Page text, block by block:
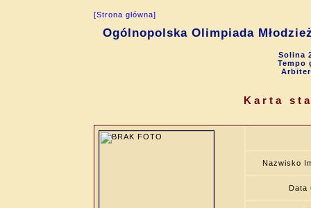
[Strona główna]
Ogólnopolska Olimpiada
Solina
Tempo
Karta
Nazwisko
Data